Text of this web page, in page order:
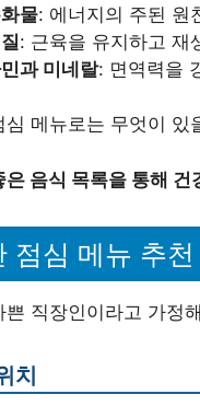
물: 에너지의 주된 원
: 근육을 유지하고 재
과 미네랄: 면역력을
심 메뉴로는 무엇이
은 음식 목록을 통해
점심 메뉴 추천
쁜 직장인이라고 가정
치